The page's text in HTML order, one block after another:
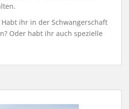
ihr in der Schwangerschaft
Oder habt ihr auch spezielle